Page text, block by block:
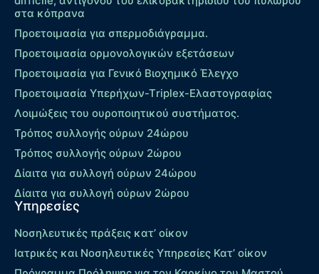
στα κόπρανα
Προετοιμασία για σπερμοδιάγραμμα.
Προετοιμασία ορμονολογικών εξετάσεων
Προετοιμασία για Γενικό Βιοχημικό Έλεγχο
Προετοιμασία Υπερήχων-Τriplex-Ελαστογραφίας
Λοιμώξεις του ουροποιητικού συστήματος.
Τρόπος συλλογής ούρων 24ώρου
Τρόπος συλλογής ούρων 2ώρου
Δίαιτα για συλλογή ούρων 24ώρου
Δίαιτα για συλλογή ούρων 2ώρου
Υπηρεσίες
Νοσηλευτικές πράξεις κατ’ οίκον
Ιατρικές και Νοσηλευτικές Υπηρεσίες Κατ’ οίκον